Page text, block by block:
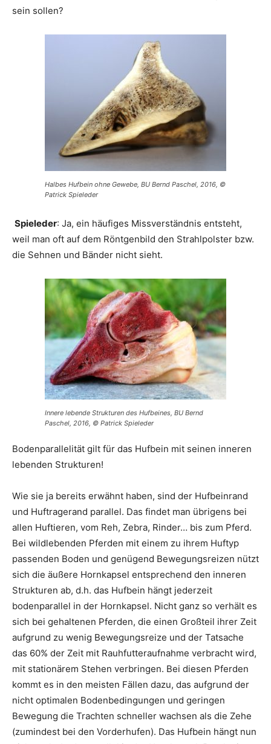
sein sollen?
Halbes Hufbein ohne Gewebe, BU Bernd Paschel, 2016, ©
Patrick Spieleder
Spieleder: Ja, ein häufiges Missverständnis entsteht,
weil man oft auf dem Röntgenbild den Strahlpolster bzw.
die Sehnen und Bänder nicht sieht.
Innere lebende Strukturen des Hufbeines, BU Bernd
Paschel, 2016, © Patrick Spieleder
Bodenparallelität gilt für das Hufbein mit seinen inneren
lebenden Strukturen!
Wie sie ja bereits erwähnt haben, sind der Hufbeinrand
und Huftragerand parallel. Das findet man übrigens bei
allen Huftieren, vom Reh, Zebra, Rinder… bis zum Pferd.
Bei wildlebenden Pferden mit einem zu ihrem Huftyp
passenden Boden und genügend Bewegungsreizen nützt
sich die äußere Hornkapsel entsprechend den inneren
Strukturen ab, d.h. das Hufbein hängt jederzeit
bodenparallel in der Hornkapsel. Nicht ganz so verhält es
sich bei gehaltenen Pferden, die einen Großteil ihrer Zeit
aufgrund zu wenig Bewegungsreize und der Tatsache
das 60% der Zeit mit Rauhfutteraufnahme verbracht wird,
mit stationärem Stehen verbringen. Bei diesen Pferden
kommt es in den meisten Fällen dazu, das aufgrund der
nicht optimalen Bodenbedingungen und geringen
Bewegung die Trachten schneller wachsen als die Zehe
(zumindest bei den Vorderhufen). Das Hufbein hängt nun